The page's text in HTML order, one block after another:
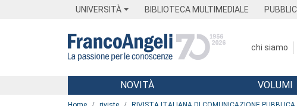
UNIVERSITÀ BIBLIOTECA MULTIMEDIALE
chi siamo
Menu
NOVITÀ VOLUMI